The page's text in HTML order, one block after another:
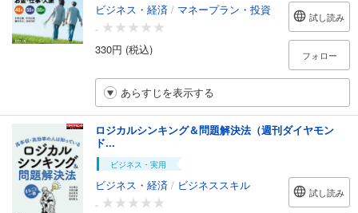
ビジネス・経済 / マネープラン・投資
-
330円 (税込)
試し読み
フォロー
あらすじを表示する
ロジカルシンキング＆問題解決法（週刊ダイヤモン
ド...
ビジネス・実用
ビジネス・経済 / ビジネススキル
-
試し読み